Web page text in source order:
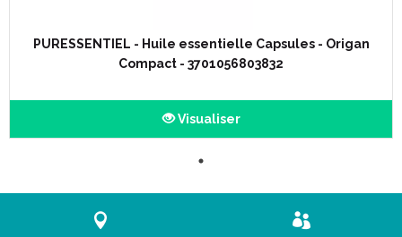
PURESSENTIEL - Huile essentielle Capsules - Origan
Compact - 3701056803832
Visualiser